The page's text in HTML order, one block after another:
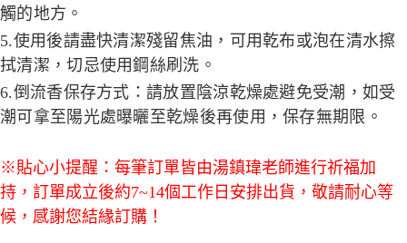
觸的地方。
5.使用後請盡快清潔殘留焦油，可用乾布或泡在清水擦
拭清潔，切忌使用鋼絲刷洗。
6.倒流香保存方式：請放置陰涼乾燥處避免受潮，如受
潮可拿至陽光處曝曬至乾燥後再使用，保存無期限。
※貼心小提醒：每筆訂單皆由湯鎮瑋老師進行祈福加
持，訂單成立後約7~14個工作日安排出貨，敬請耐心等
候，感謝您結緣訂購！